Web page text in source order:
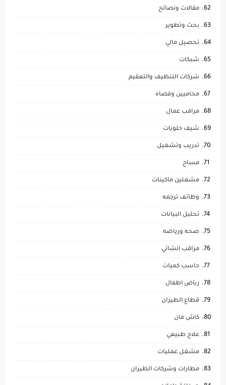
مقالات ونصائح
بحث وتطوير
تحصيل مالي
شبكات
شركات التنظيف والتعقيم
محاميين وقضاه
مراقب عمال
شيف حلويات
تدريب وتشغيل
مساح
مشغلين ماكينات
وظائف ترجمه
تحليل البيانات
صحه ورياضه
مراقب انشائي
حاسب كميات
رياض اطفال
قطاع الطيران
كاش فان
علاج طبيعي
مشغل عمليات
مطارات وشركات الطيران